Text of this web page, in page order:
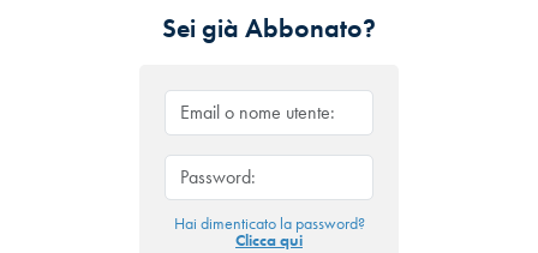
Sei già Abbonato?
Hai dimenticato la password?
Clicca qui